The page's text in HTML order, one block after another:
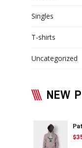
Singles
T-shirts
Uncategorized
NEW
$